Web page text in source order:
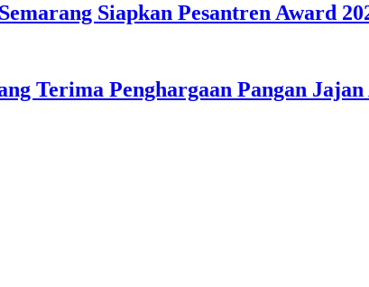
Siapkan Pesantren Award
Terima Penghargaan Pangan